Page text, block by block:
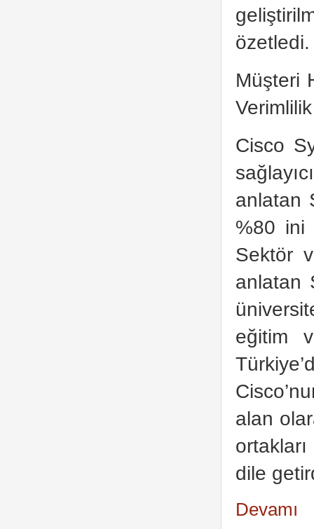
özetledi.
Müşteri
Cisco
anlatan
%80 ini
Sektör
anlatan
eğitim
alan
dile
Devamı